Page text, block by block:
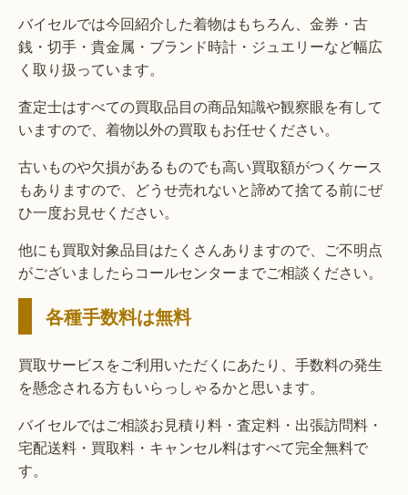
バイセルでは今回紹介した着物はもちろん、金券・古
銭・切手・貴金属・ブランド時計・ジュエリーなど幅広
く取り扱っています。
査定士はすべての買取品目の商品知識や観察眼を有して
いますので、着物以外の買取もお任せください。
古いものや欠損があるものでも高い買取額がつくケース
もありますので、どうせ売れないと諦めて捨てる前にぜ
ひ一度お見せください。
他にも買取対象品目はたくさんありますので、ご不明点
がございましたらコールセンターまでご相談ください。
各種手数料は無料
買取サービスをご利用いただくにあたり、手数料の発生
を懸念される方もいらっしゃるかと思います。
バイセルではご相談お見積り料・査定料・出張訪問料・
宅配送料・買取料・キャンセル料はすべて完全無料で
す。